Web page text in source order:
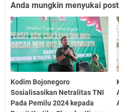
Anda mungkin menyukai
Kodim Bojonegoro
Sosialisasikan Netralitas TNI
Pada Pemilu 2024 kepada